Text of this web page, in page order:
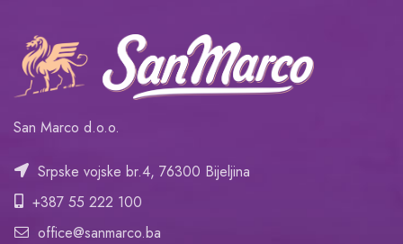
San Marco d.o.o.
Srpske vojske br.4, 76300 Bijeljina
+387 55 222 100
office@sanmarco.ba